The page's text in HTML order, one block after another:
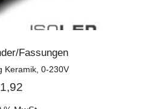
Fassungen
Keramik, 0-230V